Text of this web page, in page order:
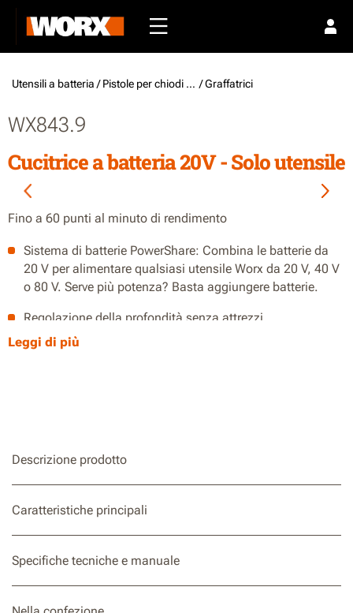
Utensili a batteria / Pistole per chiodi e graffette / Graffatrici
WX843.9
Cucitrice a batteria 20V - Solo utensile
Fino a 60 punti al minuto di rendimento
Sistema di batterie PowerShare: Combina le batterie da
20 V per alimentare qualsiasi utensile Worx da 20 V, 40 V
o 80 V. Serve più potenza? Basta aggiungere batterie.
Regolazione della profondità senza attrezzi
Design anti-espulsione per la sicurezza
Leggi di più
Descrizione prodotto
Caratteristiche principali
Specifiche tecniche e manuale